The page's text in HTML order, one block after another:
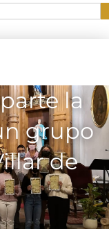
la
grupo
de